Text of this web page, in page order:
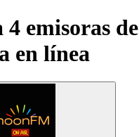
4 emisoras de
en línea